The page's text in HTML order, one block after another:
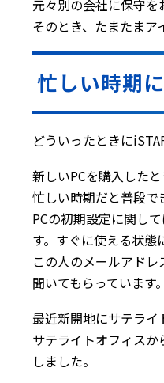
元々別の会社に保守を
そのとき、たまたまア
忙しい時期
――どういったときに
新しいPCを購入した
忙しい時期だと普段で
PCの初期設定に関し
す。すぐに使える状態
この人のメールアド
聞いてもらっています。
最近新開地にサテライ
サテライトオフィス
しました。